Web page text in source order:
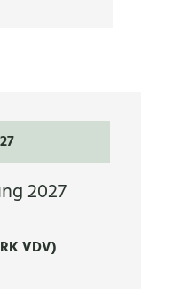
2027
VDV)